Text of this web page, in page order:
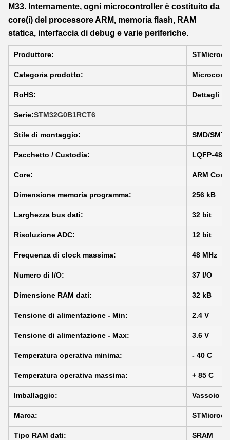
M33. Internamente, ogni microcontroller è costituito da
core(i) del processore ARM, memoria flash, RAM
statica, interfaccia di debug e varie periferiche.
Produttore:
Categoria prodotto:
RoHS: Dettagli
Serie:STM32G0B1RCT6
Stile di montaggio: SMD/SMT
Pacchetto / Custodia: LQFP-48
Core: ARM
Dimensione memoria programma: 256 kB
Larghezza bus dati: 32 bit
Risoluzione ADC: 12 bit
Frequenza di clock massima: 48 MHz
Numero di I/O: 37 I/O
Dimensione RAM dati: 32 kB
Tensione di alimentazione - Min: 2.4 V
Tensione di alimentazione - Max: 3.6 V
Temperatura operativa minima: - 40 C
Temperatura operativa massima: + 85 C
Imballaggio: Vassoio
Marca:
Tipo RAM dati: SRAM